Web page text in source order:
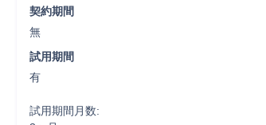
契約期間
無
試用期間
有
試用期間月数: